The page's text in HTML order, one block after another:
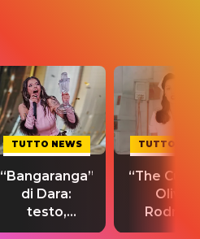
TUTTO NEWS
“Bangaranga”
di Dara:
testo,
traduzione e
TUTTO
“The
Olivia
testo,